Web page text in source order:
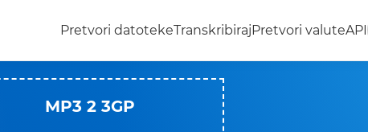
Pretvori datotekeTranskribirajPretvori valuteAPI
MP3 2 3GP